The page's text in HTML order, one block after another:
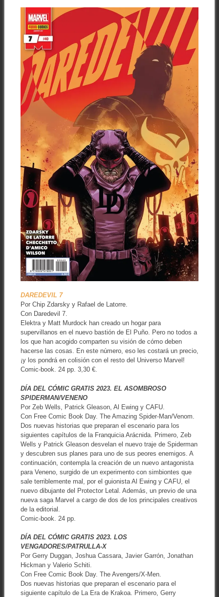
DAREDEVIL 7
Por Chip Zdarsky y Rafael de Latorre.
Con Daredevil 7.
Elektra y Matt Murdock han creado un hogar para
supervillanos en el nuevo bastión de El Puño. Pero no todos a
los que han acogido comparten su visión de cómo deben
hacerse las cosas. En este número, eso les costará un precio,
¡y los pondrá en colisión con el resto del Universo Marvel!
Comic-book. 24 pp. 3,30 €.
DÍA DEL CÓMIC GRATIS 2023. EL ASOMBROSO
SPIDERMAN/VENENO
Por Zeb Wells, Patrick Gleason, Al Ewing y CAFU.
Con Free Comic Book Day. The Amazing Spider-Man/Venom.
Dos nuevas historias que preparan el escenario para los
siguientes capítulos de la Franquicia Arácnida. Primero, Zeb
Wells y Patrick Gleason desvelan el nuevo traje de Spiderman
y descubren sus planes para uno de sus peores enemigos. A
continuación, contempla la creación de un nuevo antagonista
para Veneno, surgido de un experimento con simbiontes que
sale terriblemente mal, por el guionista Al Ewing y CAFU, el
nuevo dibujante del Protector Letal. Además, un previo de una
nueva saga Marvel a cargo de dos de los principales creativos
de la editorial.
Comic-book. 24 pp.
DÍA DEL CÓMIC GRATIS 2023. LOS
VENGADORES/PATRULLA-X
Por Gerry Duggan, Joshua Cassara, Javier Garrón, Jonathan
Hickman y Valerio Schiti.
Con Free Comic Book Day. The Avengers/X-Men.
Dos nuevas historias que preparan el escenario para el
siguiente capítulo de La Era de Krakoa. Primero, Gerry